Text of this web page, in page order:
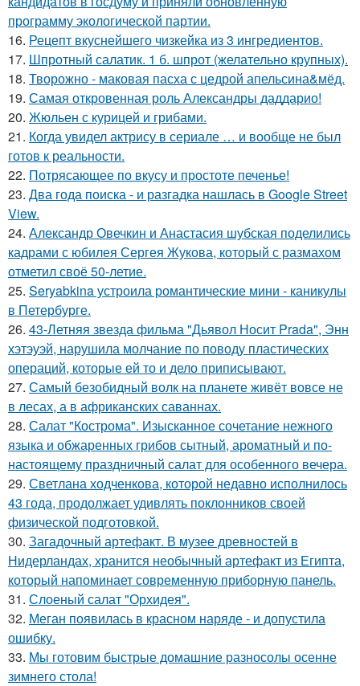
программу экологической партии.
16. Рецепт вкуснейшего чизкейка из 3 ингредиентов.
17. Шпротный салатик. 1 б. шпрот (желательно крупных).
18. Творожно - маковая пасха с цедрой апельсина&мёд.
19. Самая откровенная роль Александры даддарио!
20. Жюльен с курицей и грибами.
21. Когда увидел актрису в сериале … и вообще не был
готов к реальности.
22. Потрясающее по вкусу и простоте печенье!
23. Два года поиска - и разгадка нашлась в Google Street
View.
24. Александр Овечкин и Анастасия шубская поделились
кадрами с юбилея Сергея Жукова, который с размахом
отметил своё 50-летие.
25. Seryabkina устроила романтические мини - каникулы
в Петербурге.
26. 43-Летняя звезда фильма "Дьявол Носит Prada", Энн
хэтэуэй, нарушила молчание по поводу пластических
операций, которые ей то и дело приписывают.
27. Самый безобидный волк на планете живёт вовсе не
в лесах, а в африканских саваннах.
28. Салат "Кострома". Изысканное сочетание нежного
языка и обжаренных грибов сытный, ароматный и по-
настоящему праздничный салат для особенного вечера.
29. Светлана ходченкова, которой недавно исполнилось
43 года, продолжает удивлять поклонников своей
физической подготовкой.
30. Загадочный артефакт. В музее древностей в
Нидерландах, хранится необычный артефакт из Египта,
который напоминает современную приборную панель.
31. Слоеный салат "Орхидея".
32. Меган появилась в красном наряде - и допустила
ошибку.
33. Мы готовим быстрые домашние разносолы осенне
зимнего стола!